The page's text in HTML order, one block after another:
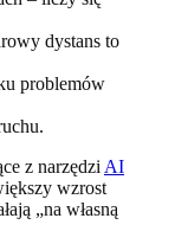
dystans to
problemów
z narzędzi AI
wzrost
„na własną